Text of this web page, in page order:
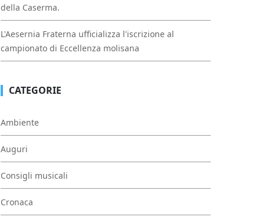
della Caserma.
L'Aesernia Fraterna ufficializza l'iscrizione al
campionato di Eccellenza molisana
CATEGORIE
Ambiente
Auguri
Consigli musicali
Cronaca